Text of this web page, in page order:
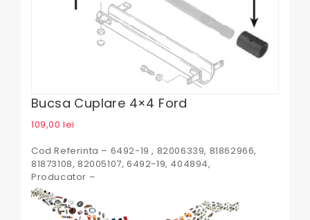
Bucsa Cuplare 4×4 Ford
109,00lei
Cod Referinta – 6492-19 , 82006339, 81862966,
81873108, 82005107, 6492-19, 404894,
Producator –